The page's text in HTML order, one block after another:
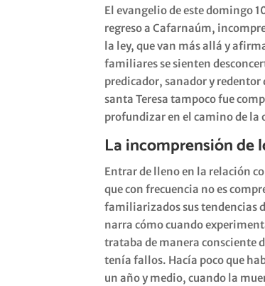
El evangelio de este domingo
regreso a Cafarnaúm,
la ley, que van más allá y
familiares se sienten
predicador, sanador y redentor
santa Teresa tampoco fue
profundizar en el camino de
La incomprensión de
Entrar de lleno en la relación
que con frecuencia no es
familiarizados sus tendencias
narra cómo cuando
trataba de manera consciente
tenía fallos. Hacía poco que
un año y medio, cuando la